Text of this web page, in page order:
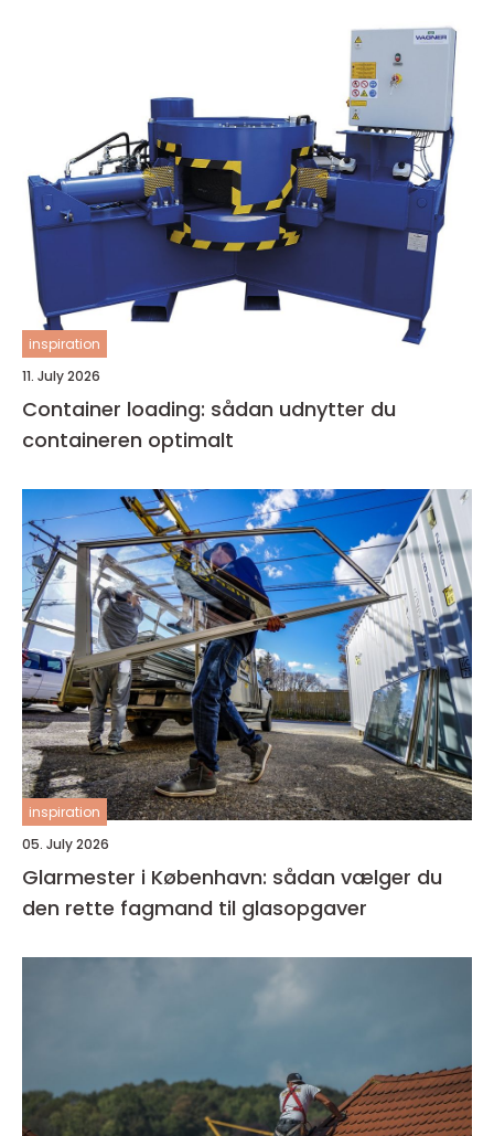
inspiration
11. July 2026
Container loading: sådan udnytter du
containeren optimalt
inspiration
05. July 2026
Glarmester i København: sådan vælger du
den rette fagmand til glasopgaver